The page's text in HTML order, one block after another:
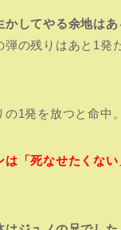
かしてやる余地はあ
弾の残りはあと1発
1発を放つと命中。
は「死なせたくな